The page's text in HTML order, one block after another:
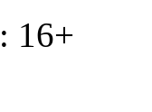
16+